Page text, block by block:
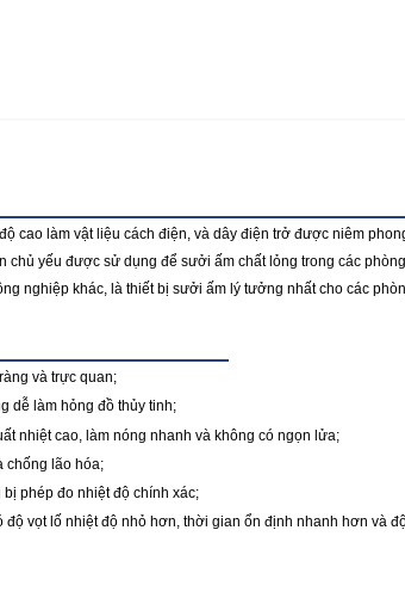
cao làm vật liệu cách điện, và dây điện trở được niêm
yếu được sử dụng để sưởi ấm chất lỏng trong các
nghiệp khác, là thiết bị sưởi ấm lý tưởng nhất cho các
và trực quan;
dễ làm hỏng đồ thủy tinh;
nhiệt cao, làm nóng nhanh và không có ngọn lửa;
chống lão hóa;
phép đo nhiệt độ chính xác;
vọt lố nhiệt độ nhỏ hơn, thời gian ổn định nhanh hơn và